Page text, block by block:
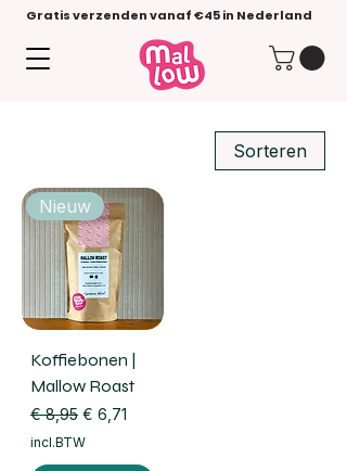
Gratis verzenden vanaf €45 in Nederland
Sorteren
Nieuw
Koffiebonen |
Mallow Roast
Normale prijs
€ 8,95 Verkoopprijs
€ 6,71
incl.BTW